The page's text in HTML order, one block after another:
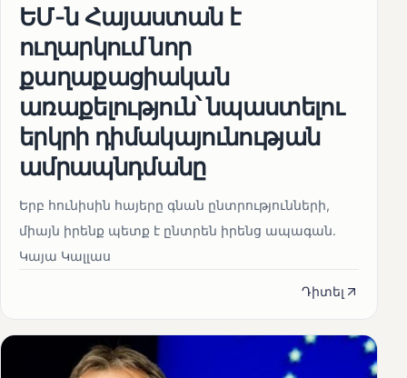
ԵՄ-ն Հայաստան է
ուղարկում նոր
քաղաքացիական
առաքելություն՝ նպաստելու
երկրի դիմակայունության
ամրապնդմանը
Երբ հունիսին հայերը գնան ընտրությունների,
միայն իրենք պետք է ընտրեն իրենց ապագան.
Կայա Կալլաս
Դիտել